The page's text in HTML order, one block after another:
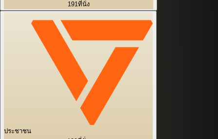
191ที่นั่ง
ประชาชน